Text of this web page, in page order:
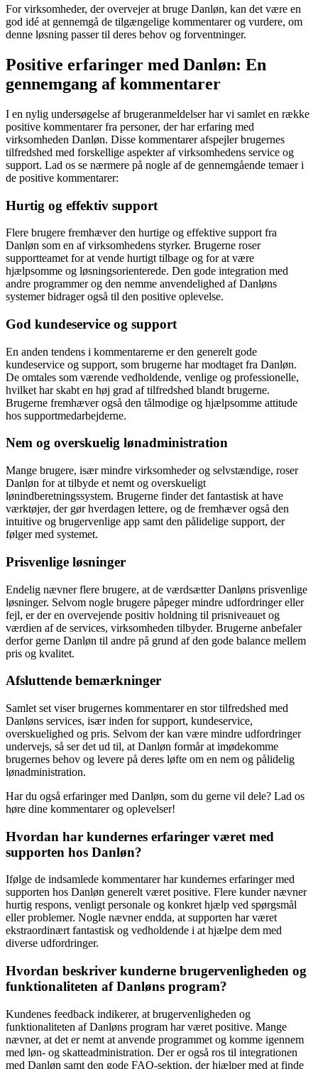
For virksomheder, der overvejer at bruge Danløn, kan det være en
god idé at gennemgå de tilgængelige kommentarer og vurdere, om
denne løsning passer til deres behov og forventninger.
Positive erfaringer med Danløn: En
gennemgang af kommentarer
I en nylig undersøgelse af brugeranmeldelser har vi samlet en række
positive kommentarer fra personer, der har erfaring med
virksomheden Danløn. Disse kommentarer afspejler brugernes
tilfredshed med forskellige aspekter af virksomhedens service og
support. Lad os se nærmere på nogle af de gennemgående temaer i
de positive kommentarer:
Hurtig og effektiv support
Flere brugere fremhæver den hurtige og effektive support fra
Danløn som en af virksomhedens styrker. Brugerne roser
supportteamet for at vende hurtigt tilbage og for at være
hjælpsomme og løsningsorienterede. Den gode integration med
andre programmer og den nemme anvendelighed af Danløns
systemer bidrager også til den positive oplevelse.
God kundeservice og support
En anden tendens i kommentarerne er den generelt gode
kundeservice og support, som brugerne har modtaget fra Danløn.
De omtales som værende vedholdende, venlige og professionelle,
hvilket har skabt en høj grad af tilfredshed blandt brugerne.
Brugerne fremhæver også den tålmodige og hjælpsomme attitude
hos supportmedarbejderne.
Nem og overskuelig lønadministration
Mange brugere, især mindre virksomheder og selvstændige, roser
Danløn for at tilbyde et nemt og overskueligt
lønindberetningssystem. Brugerne finder det fantastisk at have
værktøjer, der gør hverdagen lettere, og de fremhæver også den
intuitive og brugervenlige app samt den pålidelige support, der
følger med systemet.
Prisvenlige løsninger
Endelig nævner flere brugere, at de værdsætter Danløns prisvenlige
løsninger. Selvom nogle brugere påpeger mindre udfordringer eller
fejl, er der en overvejende positiv holdning til prisniveauet og
værdien af de services, virksomheden tilbyder. Brugerne anbefaler
derfor gerne Danløn til andre på grund af den gode balance mellem
pris og kvalitet.
Afsluttende bemærkninger
Samlet set viser brugernes kommentarer en stor tilfredshed med
Danløns services, især inden for support, kundeservice,
overskuelighed og pris. Selvom der kan være mindre udfordringer
undervejs, så ser det ud til, at Danløn formår at imødekomme
brugernes behov og levere på deres løfte om en nem og pålidelig
lønadministration.
Har du også erfaringer med Danløn, som du gerne vil dele? Lad os
høre dine kommentarer og oplevelser!
Hvordan har kundernes erfaringer været med
supporten hos Danløn?
Ifølge de indsamlede kommentarer har kundernes erfaringer med
supporten hos Danløn generelt været positive. Flere kunder nævner
hurtig respons, venligt personale og konkret hjælp ved spørgsmål
eller problemer. Nogle nævner endda, at supporten har været
ekstraordinært fantastisk og vedholdende i at hjælpe dem med
diverse udfordringer.
Hvordan beskriver kunderne brugervenligheden og
funktionaliteten af Danløns program?
Kundenes feedback indikerer, at brugervenligheden og
funktionaliteten af Danløns program har været positive. Mange
nævner, at det er nemt at anvende programmet og komme igennem
med løn- og skatteadministration. Der er også ros til integrationen
med Danløn samt den gode FAQ-sektion, der hjælper med at finde